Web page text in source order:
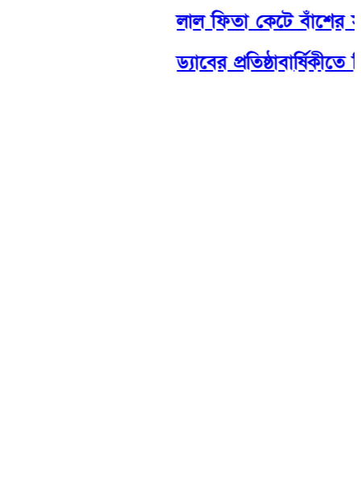
লাল ফিতা কেটে বাঁশের
ড্যাবের প্রতিষ্ঠাবার্ষিকীতে